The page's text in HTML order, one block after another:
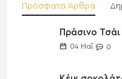
Πρόσφατα Άρθρα
Πράσινο
04 Μαΐ 0